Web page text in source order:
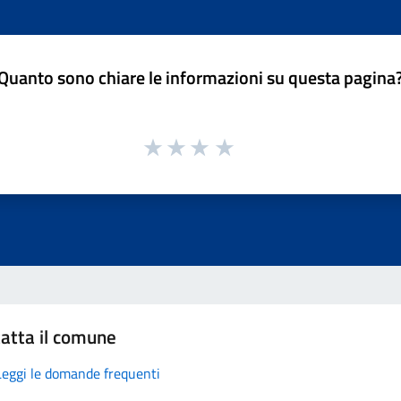
sono chiare le informazioni su questa
il comune
le domande frequenti